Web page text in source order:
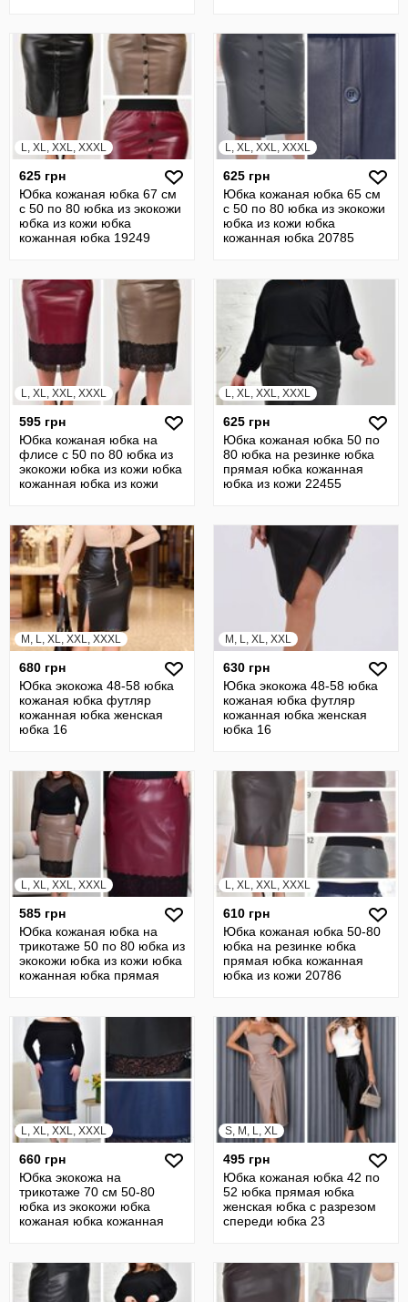
L, XL, XXL, XXXL
625 грн
Юбка кожаная юбка 67 см
с 50 по 80 юбка из экокожи
юбка из кожи юбка
кожанная юбка 19249
L, XL, XXL, XXXL
625 грн
Юбка кожаная юбка 65 см
с 50 по 80 юбка из экокожи
юбка из кожи юбка
кожанная юбка 20785
L, XL, XXL, XXXL
595 грн
Юбка кожаная юбка на
флисе с 50 по 80 юбка из
экокожи юбка из кожи юбка
кожанная юбка из кожи
L, XL, XXL, XXXL
625 грн
Юбка кожаная юбка 50 по
80 юбка на резинке юбка
прямая юбка кожанная
юбка из кожи 22455
M, L, XL, XXL, XXXL
680 грн
Юбка экокожа 48-58 юбка
кожаная юбка футляр
кожанная юбка женская
юбка 16
M, L, XL, XXL
630 грн
Юбка экокожа 48-58 юбка
кожаная юбка футляр
кожанная юбка женская
юбка 16
L, XL, XXL, XXXL
585 грн
Юбка кожаная юбка на
трикотаже 50 по 80 юбка из
экокожи юбка из кожи юбка
кожанная юбка прямая
L, XL, XXL, XXXL
610 грн
Юбка кожаная юбка 50-80
юбка на резинке юбка
прямая юбка кожанная
юбка из кожи 20786
L, XL, XXL, XXXL
660 грн
Юбка экокожа на
трикотаже 70 см 50-80
юбка из экокожи юбка
кожаная юбка кожанная
S, M, L, XL
495 грн
Юбка кожаная юбка 42 по
52 юбка прямая юбка
женская юбка с разрезом
спереди юбка 23